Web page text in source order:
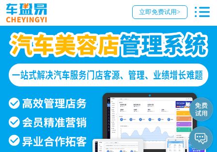
立即免费试用>